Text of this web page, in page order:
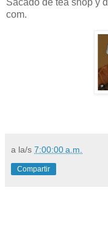
com.
a la/s 7:00:00 a.m.
Compartir